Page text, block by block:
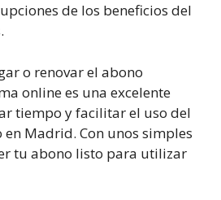
de los beneficios del
o renovar el abono
online es una excelente
tiempo y facilitar el uso del
Madrid. Con unos simples
tu abono listo para utilizar